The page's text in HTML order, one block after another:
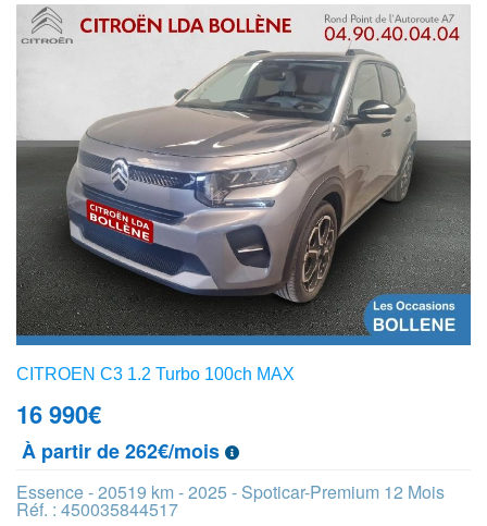
CITROEN C3 1.2 Turbo 100ch MAX
16 990€
À partir de 262€/mois
Essence - 20519 km - 2025 - Spoticar-Premium 12 Mois
Réf. : 450035844517